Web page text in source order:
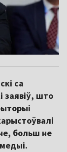
са
заявіў, што
больш не